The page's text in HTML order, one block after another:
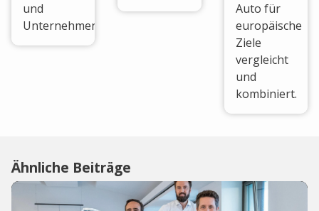
und
Unternehmen.
Auto für
europäische
Ziele
vergleicht
und
kombiniert.
Ähnliche Beiträge